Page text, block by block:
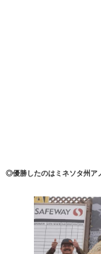
◎優勝したのはミネソタ州ア